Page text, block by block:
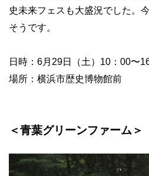
史未来フェスも大盛況でした。
そうです。
日時：6月29日（土）10：00〜
場所：横浜市歴史博物館前
＜青葉グリーンファーム＞